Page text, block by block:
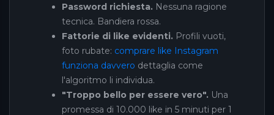
Password richiesta. Nessuna ragione
tecnica. Bandiera rossa.
Fattorie di like evidenti. Profili vuoti,
foto rubate: comprare like Instagram
funziona davvero dettaglia come
l'algoritmo li individua.
"Troppo bello per essere vero". Una
promessa di 10.000 like in 5 minuti per 1